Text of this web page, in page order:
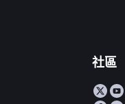
社區